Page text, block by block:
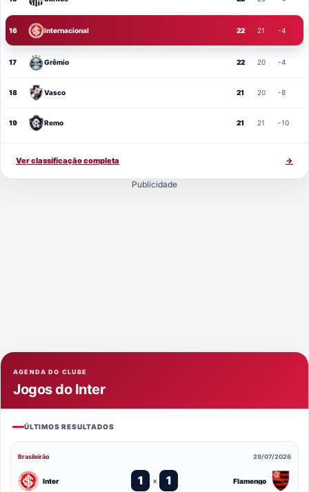
16 Internacional 22 21 -4
17 Grêmio 22 20 -4
18 Vasco 21 20 -8
19 Remo 21 21 -10
Ver classificação completa →
Publicidade
AGENDA DO CLUBE
Jogos do Inter
ÚLTIMOS RESULTADOS
Brasileirão 29/07/2026
Inter 1 x 1 Flamengo